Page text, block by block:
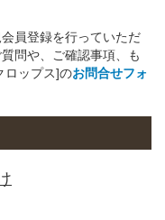
員登録を行っていただ
問や、ご確認事項、も
ロップス]のお問合せフォ